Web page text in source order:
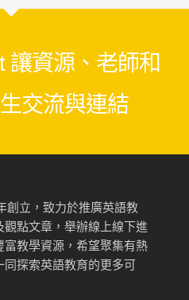
讓資源、老師和
交流與連結
創立，致力於推廣英語教
點文章，舉辦線上線下進
教學資源，希望聚集有熱
探索英語教育的更多可